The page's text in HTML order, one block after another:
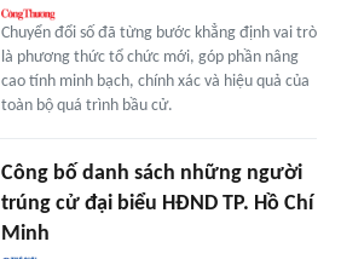
Chuyển đổi số đã từng bước khẳng định vai trò
là phương thức tổ chức mới, góp phần nâng
cao tính minh bạch, chính xác và hiệu quả của
toàn bộ quá trình bầu cử.
Công bố danh sách những người
trúng cử đại biểu HĐND TP. Hồ Chí
Minh